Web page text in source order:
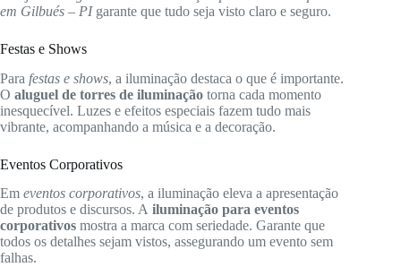
em Gilbués – PIgarante que tudo seja visto claro e seguro.
Festas e Shows
Para festas e shows, a iluminação destaca o que é importante.
O aluguel de torres de iluminação torna cada momento
inesquecível. Luzes e efeitos especiais fazem tudo mais
vibrante, acompanhando a música e a decoração.
Eventos Corporativos
Em eventos corporativos, a iluminação eleva a apresentação
de produtos e discursos. A iluminação para eventos
corporativos mostra a marca com seriedade. Garante que
todos os detalhes sejam vistos, assegurando um evento sem
falhas.